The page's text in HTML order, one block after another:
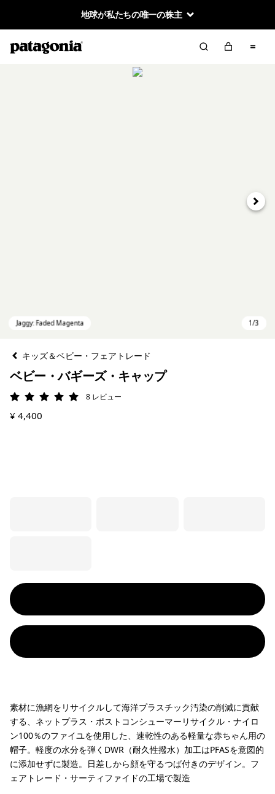
地球が私たちの唯一の株主
次へ
キッズ＆ベビー・フェアトレード
ベビー・バギーズ・キャップ
評価: 5 / 5 8 レビュー
¥ 4,400
素材に漁網をリサイクルして海洋プラスチック汚染の削減に貢献
する、ネットプラス・ポストコンシューマーリサイクル・ナイロ
ン100％のファイユを使用した、速乾性のある軽量な赤ちゃん用の
帽子。軽度の水分を弾くDWR（耐久性撥水）加工はPFASを意図的
に添加せずに製造。日差しから顔を守るつば付きのデザイン。フ
ェアトレード・サーティファイドの工場で製造